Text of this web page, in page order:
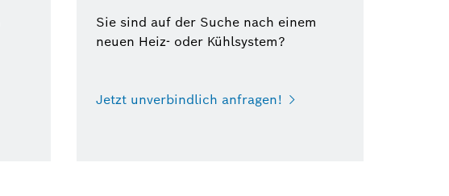
Sie sind auf der Suche nach einem
neuen Heiz- oder Kühlsystem?
Jetzt unverbindlich anfragen!